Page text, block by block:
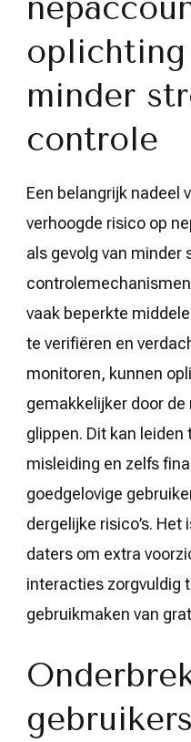
minder
controle
Een belangrijk nadeel
verhoogde risico op
als gevolg van minder
vaak beperkte
te verifiëren en
monitoren, kunnen
gemakkelijker door
glippen. Dit kan
misleiding en zelfs
goedgelovige
dergelijke risico’s.
daters om extra
interacties zorgvuldig
gebruikmaken van